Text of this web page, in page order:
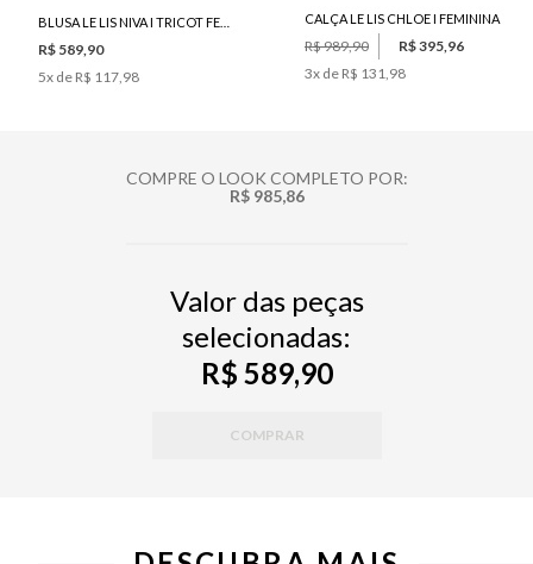
R$ 589,90
5x de R$ 117,98
CALÇA LE LIS CHLOE I FEMININA
R$ 989,90
R$ 395,96
3x de R$ 131,98
COMPRE O LOOK COMPLETO POR:
R$ 985,86
Valor das peças
selecionadas:
R$ 589,90
COMPRAR